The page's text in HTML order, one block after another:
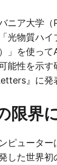
ニア大学
光物質ハ
」を使っ
能性を示
』に発
限界
ピュータ
した世界